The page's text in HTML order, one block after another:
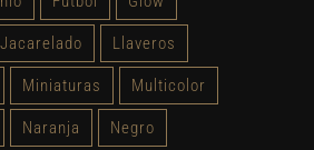
Jacarelado Llaveros
Miniaturas Multicolor
Naranja Negro